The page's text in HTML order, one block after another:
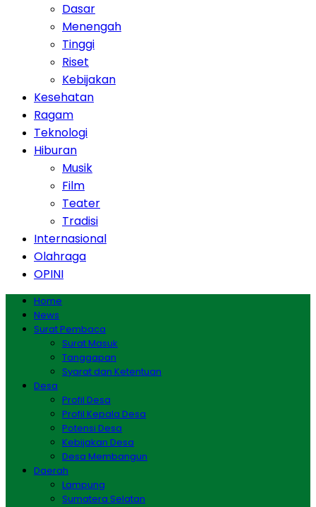
Dasar
Menengah
Tinggi
Riset
Kebijakan
Kesehatan
Ragam
Teknologi
Hiburan
Musik
Film
Teater
Tradisi
Internasional
Olahraga
OPINI
Home
News
Surat Pembaca
Surat Masuk
Tanggapan
Syarat dan Ketentuan
Desa
Profil Desa
Profil Kepala Desa
Potensi Desa
Kebijakan Desa
Desa Membangun
Daerah
Lampung
Sumatera Selatan